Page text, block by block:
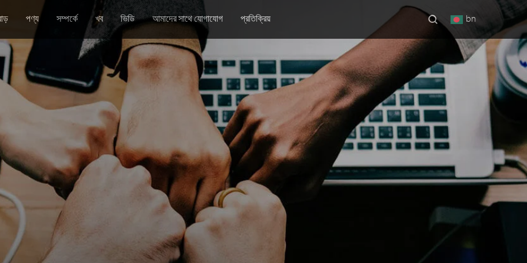
পণ্য সম্পর্কে খব ভিডি আমাদের সাথে যোগাযোগ প্রতিক্রিয় bn